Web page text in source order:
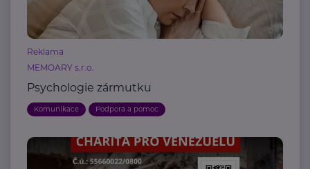
Reklama
MEMOARY s.r.o.
Psychologie zármutku
Komunikace Podpora a pomoc